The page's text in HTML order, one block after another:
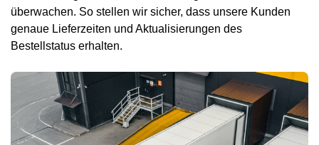
überwachen. So stellen wir sicher, dass unsere Kunden
genaue Lieferzeiten und Aktualisierungen des
Bestellstatus erhalten.